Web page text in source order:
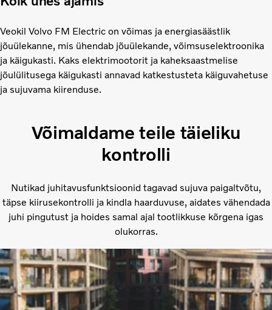
Veokil Volvo FM Electric on võimas ja energiasäästlik
jõuülekanne, mis ühendab jõuülekande, võimsuselektroonika
ja käigukasti. Kaks elektrimootorit ja kaheksaastmelise
jõulülitusega käigukasti annavad katkestusteta käiguvahetuse
ja sujuvama kiirenduse.
Võimaldame teile täieliku
kontrolli
Nutikad juhitavusfunktsioonid tagavad sujuva paigaltvõtu,
täpse kiirusekontrolli ja kindla haarduvuse, aidates vähendada
juhi pingutust ja hoides samal ajal tootlikkuse kõrgena igas
olukorras.